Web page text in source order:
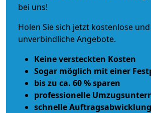
bei uns!
Holen Sie sich jetzt kostenlose und
unverbindliche Angebote.
Keine versteckten Kosten
Sogar möglich mit einer
bis zu ca. 60 % sparen
professionelle
schnelle Auftragsabwicklung